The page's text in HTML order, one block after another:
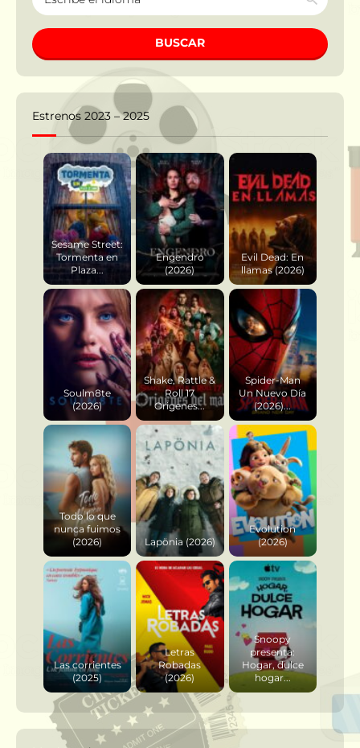
BUSCAR
Estrenos 2023 – 2025
Sesame Street:
Tormenta en
Plaza...
Engendro
(2026)
Evil Dead: En
llamas (2026)
Soulm8te
(2026)
Shake, Rattle &
Roll 17
Origenes...
Spider-Man
Un Nuevo Día
(2026)...
Todo lo que
nunca fuimos
(2026)
Lapönia (2026)
Evolution
(2026)
Las corrientes
(2025)
Letras
Robadas
(2026)
Snoopy
presenta:
Hogar, dulce
hogar...